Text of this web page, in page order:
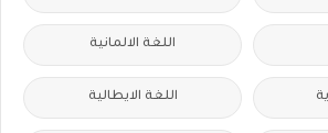
اللغة الالمانية
اللغة الايطالية